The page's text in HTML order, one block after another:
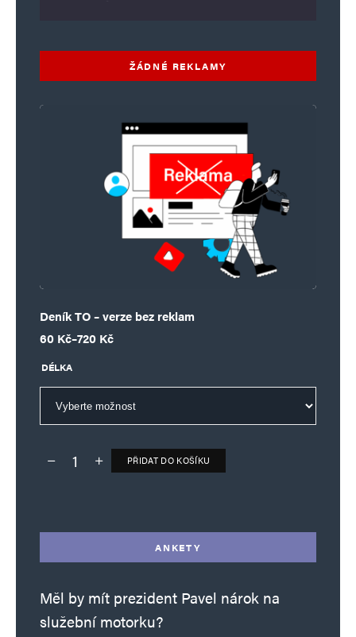
ŽÁDNÉ REKLAMY
Deník TO – verze bez reklam
60 Kč–720 Kč
Rozpětí cen: 60 Kč až 720 Kč
DÉLKA
Deník TO – verze bez reklam množství
PŘIDAT DO KOŠÍKU
ANKETY
Měl by mít prezident Pavel nárok na
služební motorku?